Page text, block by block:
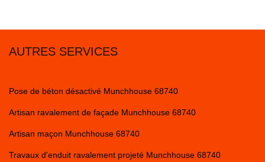
AUTRES SERVICES
Pose de béton désactivé Munchhouse 68740
Artisan ravalement de façade Munchhouse 68740
Artisan maçon Munchhouse 68740
Travaux d'enduit ravalement projeté Munchhouse 68740